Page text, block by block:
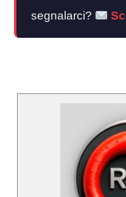
segnalarci?